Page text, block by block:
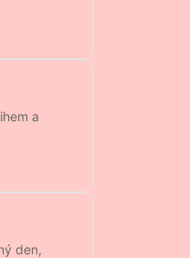
a
den,